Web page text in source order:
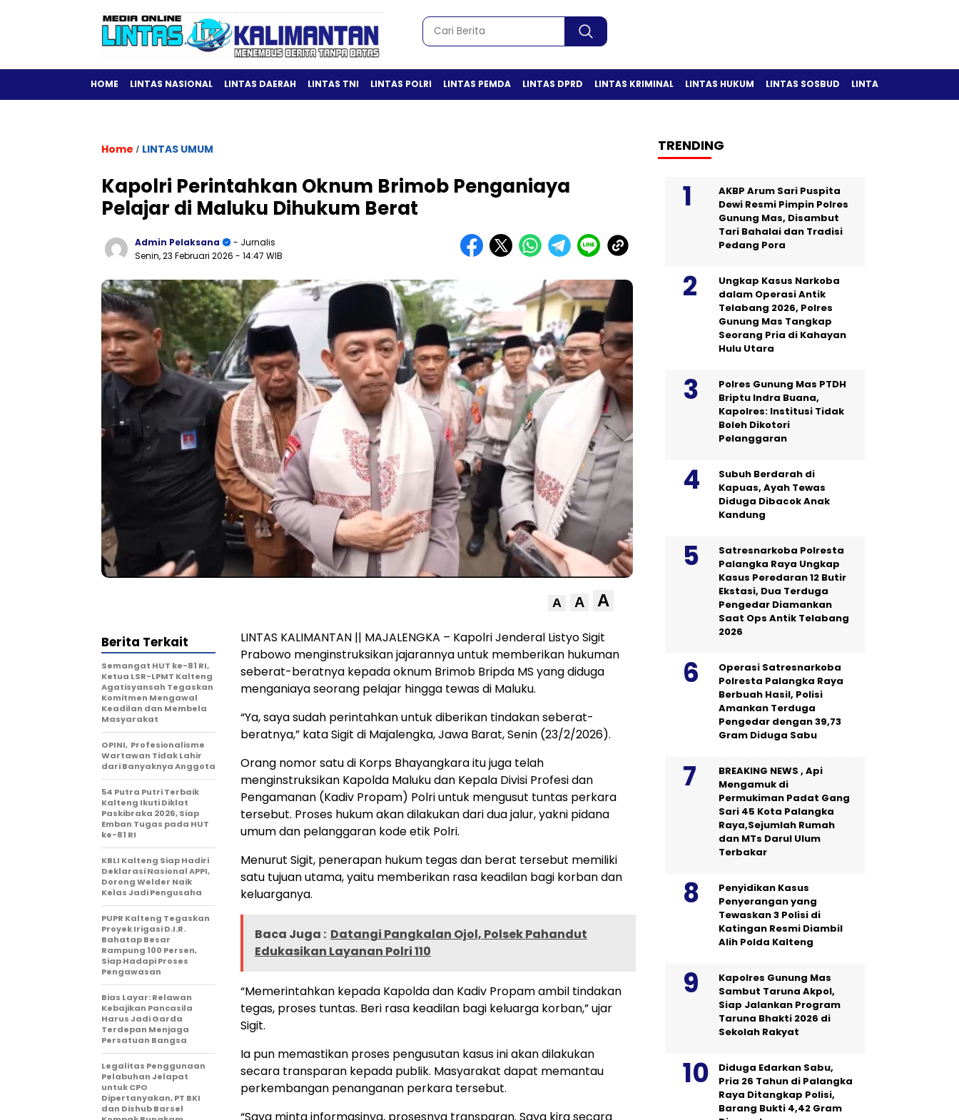
HOME LINTAS NASIONAL LINTAS DAERAH LINTAS TNI LINTAS POLRI LINTAS PEMDA LINTAS DPRD LINTAS KRIMINAL LINTAS HUKUM LINTAS SOSBUD LINTAS OLAH RAGA
Home / LINTAS UMUM
Kapolri Perintahkan Oknum Brimob Penganiaya
Pelajar di Maluku Dihukum Berat
Admin Pelaksana
- Jurnalis
Senin, 23 Februari 2026 - 14:47 WIB
A A A
LINTAS KALIMANTAN || MAJALENGKA – Kapolri Jenderal Listyo Sigit
Prabowo menginstruksikan jajarannya untuk memberikan hukuman
seberat-beratnya kepada oknum Brimob Bripda MS yang diduga
menganiaya seorang pelajar hingga tewas di Maluku.
“Ya, saya sudah perintahkan untuk diberikan tindakan seberat-
beratnya,” kata Sigit di Majalengka, Jawa Barat, Senin (23/2/2026).
Orang nomor satu di Korps Bhayangkara itu juga telah
menginstruksikan Kapolda Maluku dan Kepala Divisi Profesi dan
Pengamanan (Kadiv Propam) Polri untuk mengusut tuntas perkara
tersebut. Proses hukum akan dilakukan dari dua jalur, yakni pidana
umum dan pelanggaran kode etik Polri.
Menurut Sigit, penerapan hukum tegas dan berat tersebut memiliki
satu tujuan utama, yaitu memberikan rasa keadilan bagi korban dan
keluarganya.
Baca Juga : Datangi Pangkalan Ojol, Polsek Pahandut
Edukasikan Layanan Polri 110
“Memerintahkan kepada Kapolda dan Kadiv Propam ambil tindakan
tegas, proses tuntas. Beri rasa keadilan bagi keluarga korban,” ujar
Sigit.
Ia pun memastikan proses pengusutan kasus ini akan dilakukan
secara transparan kepada publik. Masyarakat dapat memantau
perkembangan penanganan perkara tersebut.
Berita Terkait
Semangat HUT ke-81 RI,
Ketua LSR-LPMT Kalteng
Agatisyansah Tegaskan
Komitmen Mengawal
Keadilan dan Membela
Masyarakat
OPINI, Profesionalisme
Wartawan Tidak Lahir
dari Banyaknya Anggota
54 Putra Putri Terbaik
Kalteng Ikuti Diklat
Paskibraka 2026, Siap
Emban Tugas pada HUT
ke-81 RI
KBLI Kalteng Siap Hadiri
Deklarasi Nasional APPI,
Dorong Welder Naik
Kelas Jadi Pengusaha
PUPR Kalteng Tegaskan
Proyek Irigasi D.I.R.
Bahatap Besar
Rampung 100 Persen,
Siap Hadapi Proses
Pengawasan
Bias Layar: Relawan
Kebajikan Pancasila
Harus Jadi Garda
Terdepan Menjaga
Persatuan Bangsa
Legalitas Penggunaan
Pelabuhan Jelapat
untuk CPO
Dipertanyakan, PT BKI
dan Dishub Barsel
TRENDING
AKBP Arum Sari Puspita
Dewi Resmi Pimpin Polres
Gunung Mas, Disambut
Tari Bahalai dan Tradisi
Pedang Pora
Ungkap Kasus Narkoba
dalam Operasi Antik
Telabang 2026, Polres
Gunung Mas Tangkap
Seorang Pria di Kahayan
Hulu Utara
Polres Gunung Mas PTDH
Briptu Indra Buana,
Kapolres: Institusi Tidak
Boleh Dikotori
Pelanggaran
Subuh Berdarah di
Kapuas, Ayah Tewas
Diduga Dibacok Anak
Kandung
Satresnarkoba Polresta
Palangka Raya Ungkap
Kasus Peredaran 12 Butir
Ekstasi, Dua Terduga
Pengedar Diamankan
Saat Ops Antik Telabang
2026
Operasi Satresnarkoba
Polresta Palangka Raya
Berbuah Hasil, Polisi
Amankan Terduga
Pengedar dengan 39,73
Gram Diduga Sabu
BREAKING NEWS , Api
Mengamuk di
Permukiman Padat Gang
Sari 45 Kota Palangka
Raya,Sejumlah Rumah
dan MTs Darul Ulum
Terbakar
Penyidikan Kasus
Penyerangan yang
Tewaskan 3 Polisi di
Katingan Resmi Diambil
Alih Polda Kalteng
Kapolres Gunung Mas
Sambut Taruna Akpol,
Siap Jalankan Program
Taruna Bhakti 2026 di
Sekolah Rakyat
Diduga Edarkan Sabu,
Pria 26 Tahun di Palangka
Raya Ditangkap Polisi,
Barang Bukti 4,42 Gram